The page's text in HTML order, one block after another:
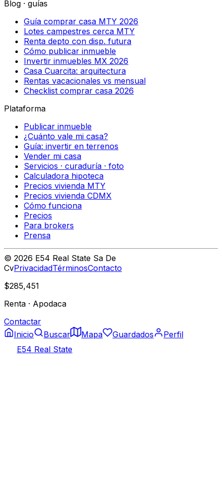
Blog · guías
Guía comprar casa MTY 2026
Lotes campestres cerca MTY
Renta depto con disp. futura
Cómo publicar inmueble
Invertir inmuebles MX 2026
Casa Cuarcita: arquitectura
Rentas vacacionales vs mensual
Checklist comprar casa 2026
Plataforma
Publicar inmueble
¿Cuánto vale mi casa?
Guía: invertir en terrenos
Vender mi casa
Servicios · curaduría · foto
Calculadora hipoteca
Precios vivienda MTY
Precios vivienda CDMX
Cómo funciona
Precios
Para brokers
Prensa
© 2026 E54 Real State Sa De
CvPrivacidadTérminosContacto
$285,451
Renta · Apodaca
Contactar
Inicio
Buscar Mapa Guardados
Perfil
E54 Real State